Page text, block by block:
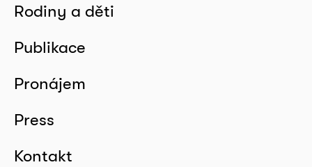
Rodiny a děti
Publikace
Pronájem
Press
Kontakt